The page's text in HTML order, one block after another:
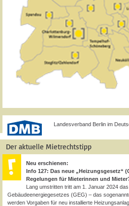
Landesverband Berlin im
Der aktuelle Mietrechtstipp
Neu erschienen:
Info 127: Das neue „Heizungsgesetz“
Regelungen für Mieterinnen und
Lang umstritten tritt am 1. Januar 2024
Gebäudeenergiegesetzes (GEG) – das
werden Vorgaben für neu installierte